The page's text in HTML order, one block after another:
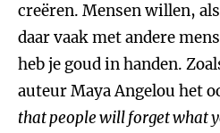
creëren. Mensen willen,
daar vaak met andere
heb je goud in handen.
auteur Maya Angelou het
that people will forget what